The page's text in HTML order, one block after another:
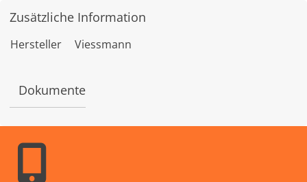
e
t
v
Zusätzliche Information
Hersteller Viessmann
Dokumente